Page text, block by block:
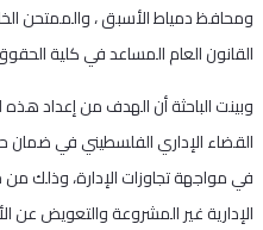
ومحافظ دمياط الأسبق ، والممتحن
القانون العام المساعد في كلية
وبينت الباحثة أن الهدف من إعداد
القضاء الإداري الفلسطيني في ضمان
في مواجهة تجاوزات الإدارة، وذلك من
الإدارية غير المشروعة والتعويض عن